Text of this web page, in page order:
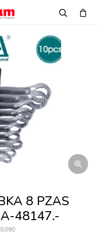
8 PZAS
48147.-